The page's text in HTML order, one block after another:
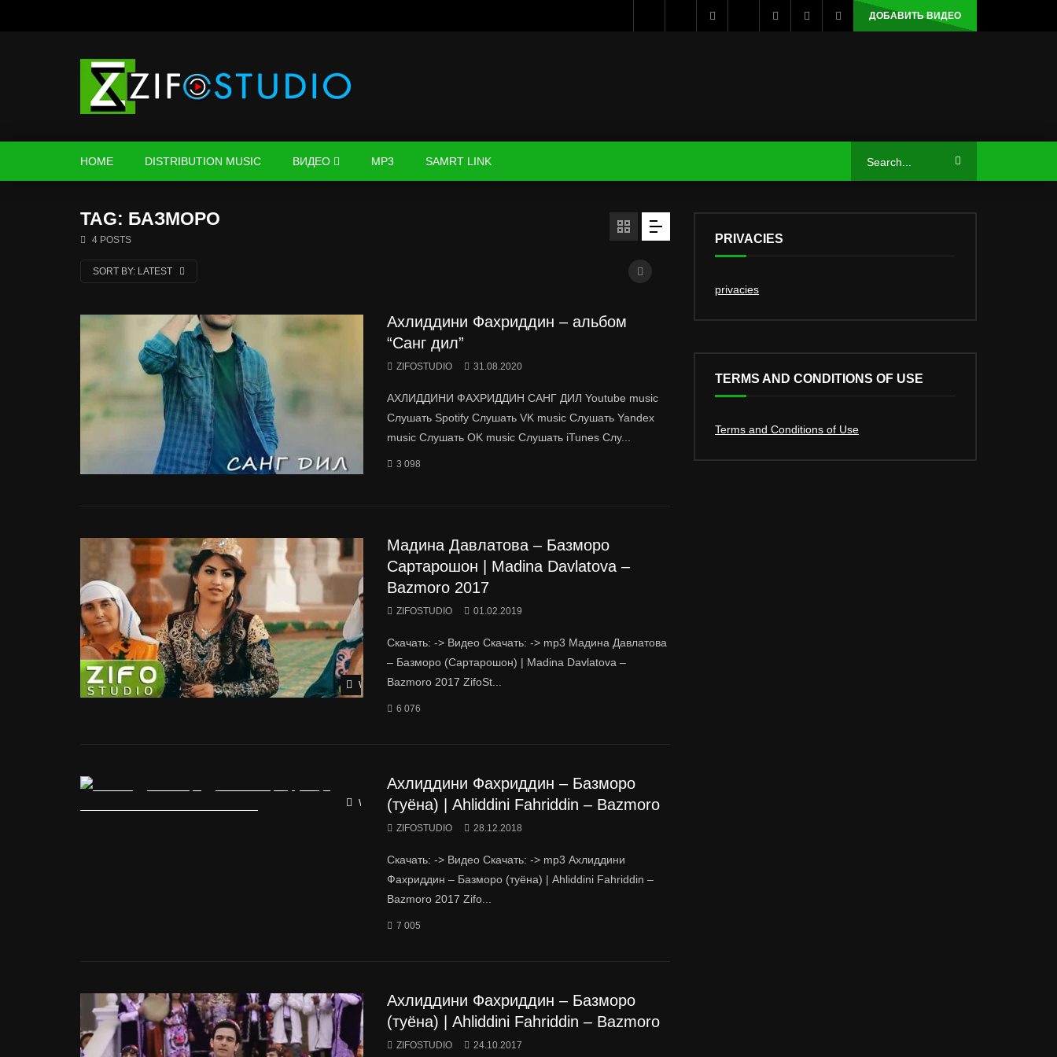
ДОБАВИТЬ ВИДЕО
HOME DISTRIBUTION MUSIC ВИДЕО MP3 SAMRT LINK
TAG: БАЗМОРО
4 POSTS
SORT BY: LATEST
Ахлиддини Фахриддин – альбом
“Санг дил”
ZIFOSTUDIO 31.08.2020
АХЛИДДИНИ ФАХРИДДИН САНГ ДИЛ Youtube music
Слушать Spotify Слушать VK music Слушать Yandex
music Слушать OK music Слушать iTunes Слу...
3 098
Watch Later
Мадина Давлатова – Базморо
Сартарошон | Madina Davlatova –
Bazmoro 2017
ZIFOSTUDIO 01.02.2019
Скачать: -> Видео Скачать: -> mp3 Мадина Давлатова
– Базморо (Сартарошон) | Madina Davlatova –
Bazmoro 2017 ZifoSt...
6 076
Watch Later
Ахлиддини Фахриддин – Базморо
(туёна) | Ahliddini Fahriddin – Bazmoro
ZIFOSTUDIO 28.12.2018
Скачать: -> Видео Скачать: -> mp3 Ахлиддини
Фахриддин – Базморо (туёна) | Ahliddini Fahriddin –
Bazmoro 2017 Zifo...
7 005
Ахлиддини Фахриддин – Базморо
(туёна) | Ahliddini Fahriddin – Bazmoro
ZIFOSTUDIO 24.10.2017
PRIVACIES
privacies
TERMS AND CONDITIONS OF USE
Terms and Conditions of Use